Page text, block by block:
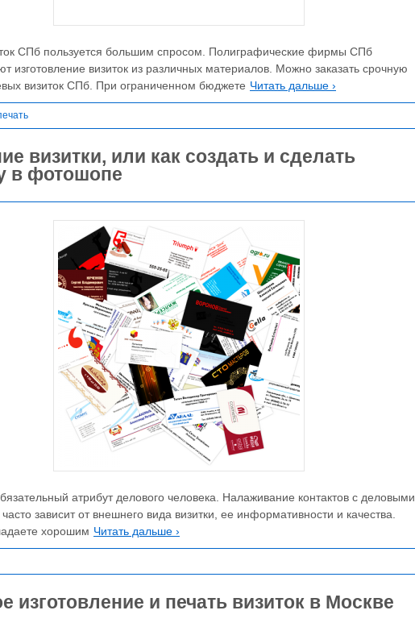
СПб пользуется большим спросом. Полиграфические фирмы СПб
изготовление визиток из различных материалов. Можно заказать срочную
визиток СПб. При ограниченном бюджете Читать дальше ›
визитки, или как создать и сделать
в фотошопе
атрибут делового человека. Налаживание контактов с деловыми
зависит от внешнего вида визитки, ее информативности и качества.
хорошим Читать дальше ›
изготовление и печать визиток в Москве